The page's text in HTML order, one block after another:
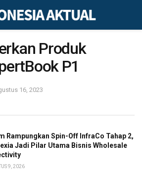
Produk
P1
16, 2023
Rampungkan Spin-Off InfraCo Tahap 2,
Jadi Pilar Utama Bisnis Wholesale
9, 2026